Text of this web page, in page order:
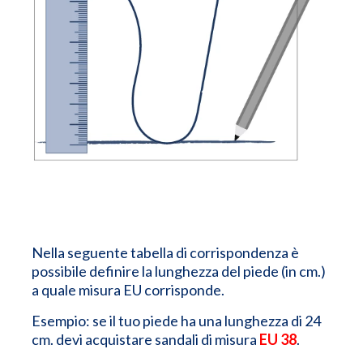
Nella seguente tabella di corrispondenza è
possibile definire la lunghezza del piede (in cm.)
a quale misura EU corrisponde.
Esempio: se il tuo piede ha una lunghezza di 24
cm. devi acquistare sandali di misura EU 38.